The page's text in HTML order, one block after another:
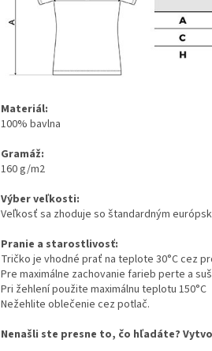
Materiál:
100% bavlna
Gramáž:
160 g/m2
Výber veľkosti:
Veľkosť sa zhoduje so štandardným
Pranie a starostlivosť:
Tričko je vhodné prať na teplote 30°C cez
Pre maximálne zachovanie farieb perte a
Pri žehlení použite maximálnu teplotu 150°C
Nežehlite oblečenie cez potlač.
Nenašli ste presne to, čo hľadáte?